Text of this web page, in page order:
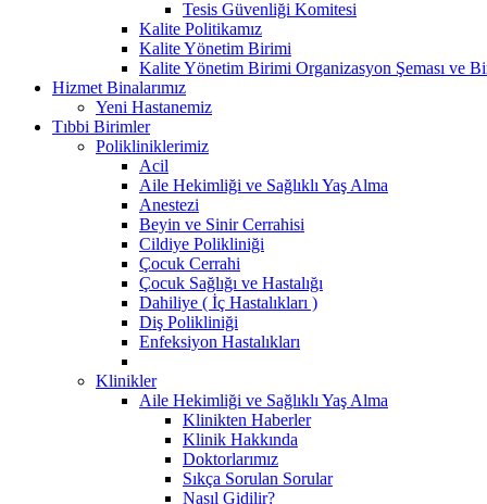
Tesis Güvenliği Komitesi
Kalite Politikamız
Kalite Yönetim Birimi
Kalite Yönetim Birimi Organizasyon Şeması ve
Hizmet Binalarımız
Yeni Hastanemiz
Tıbbi Birimler
Polikliniklerimiz
Acil
Aile Hekimliği ve Sağlıklı Yaş Alma
Anestezi
Beyin ve Sinir Cerrahisi
Cildiye Polikliniği
Çocuk Cerrahi
Çocuk Sağlığı ve Hastalığı
Dahiliye ( İç Hastalıkları )
Diş Polikliniği
Enfeksiyon Hastalıkları
Klinikler
Aile Hekimliği ve Sağlıklı Yaş Alma
Klinikten Haberler
Klinik Hakkında
Doktorlarımız
Sıkça Sorulan Sorular
Nasıl Gidilir?